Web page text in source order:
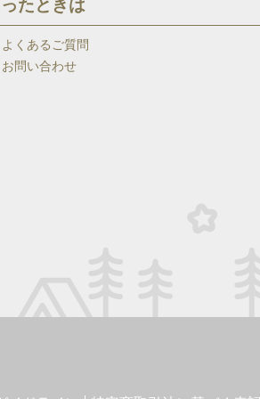
たときは
よくあるご質問
お問い合わせ